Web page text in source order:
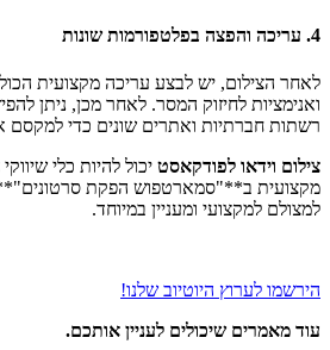
4. עריכה והפצה בפלטפורמות שונות
לאחר הצילום, יש לבצע עריכה מקצועית
ואנימציות לחיזוק המסר. לאחר מכן, ניתן
רשתות חברתיות ואתרים שונים כדי
צילום וידאו לפודקאסט יכול להיות כלי
מקצועית ב**"סמארטפוש הפקת
למצולם למקצועי ומעניין במיוחד.
הירשמו לערוץ היוטיוב שלנו!
עוד מאמרים שיכולים לעניין אותכם.